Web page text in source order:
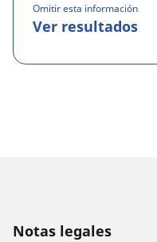
Omitir esta información
Ver resultados
Notas legales